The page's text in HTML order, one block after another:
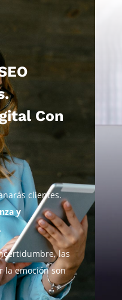
Con
clientes.
y
las
la emoción son